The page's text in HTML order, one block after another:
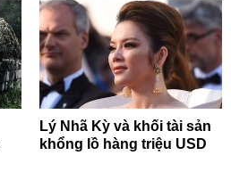
Lý Nhã Kỳ và khối tài sản
khổng lồ hàng triệu USD